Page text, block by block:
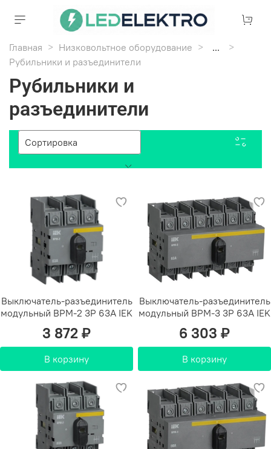
Главная Низковольтное оборудование
...
Рубильники и разъединители
Рубильники и
разъединители
Выключатель-разъединитель
модульный ВРМ-2 3P 63А IEK
3 872 ₽
В корзину
Выключатель-разъединитель
модульный ВРМ-3 3P 63А IEK
6 303 ₽
В корзину